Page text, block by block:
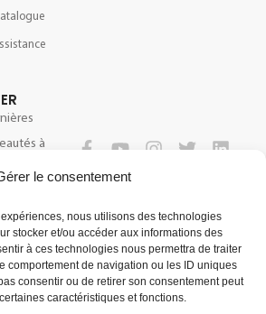
le consentement
nous utilisons des technologies
stocker et/ou accéder aux informations des
à ces technologies nous permettra de traiter
comportement de navigation ou les ID uniques
consentir ou de retirer son consentement peut
caractéristiques et fonctions.
à
SUIVEZ-NOUS